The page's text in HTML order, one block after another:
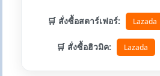
🛒 สั่งซื้อสตาร์เฟอร์: Lazada
🛒 สั่งซื้อฮิวมิค: Lazada